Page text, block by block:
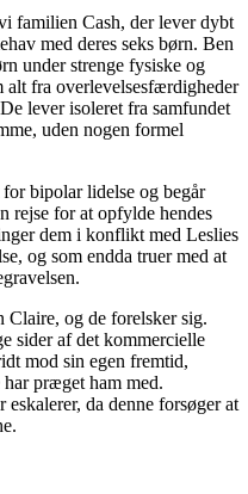
familien Cash, der lever dybt
med deres seks børn. Ben
under strenge fysiske og
fra overlevelsesfærdigheder
lever isoleret fra samfundet
uden nogen formel
bipolar lidelse og begår
rejse for at opfylde hendes
dem i konflikt med Leslies
og som endda truer med at
Claire, og de forelsker sig.
sider af det kommercielle
mod sin egen fremtid,
præget ham med.
da denne forsøger at